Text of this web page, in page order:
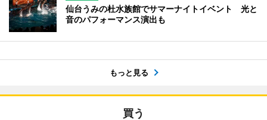
仙台うみの杜水族館でサマーナイトイベント 光と
音のパフォーマンス演出も
もっと見る
買う